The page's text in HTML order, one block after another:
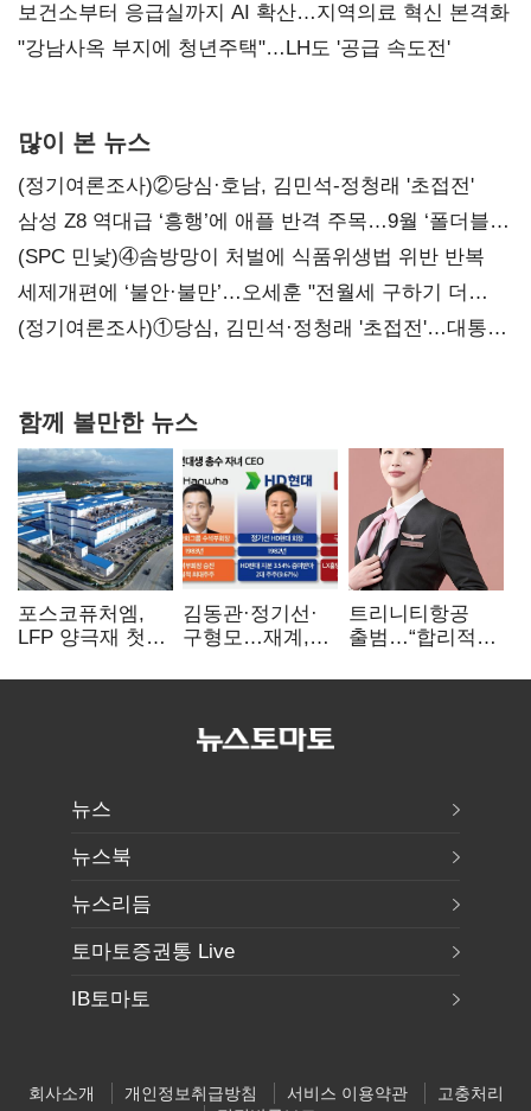
보건소부터 응급실까지 AI 확산…지역의료 혁신 본격화
"강남사옥 부지에 청년주택"…LH도 '공급 속도전'
많이 본 뉴스
(정기여론조사)②당심·호남, 김민석-정청래 '초접전'
삼성 Z8 역대급 ‘흥행’에 애플 반격 주목…9월 ‘폴더블
대전’
(SPC 민낯)④솜방망이 처벌에 식품위생법 위반 반복
세제개편에 ‘불안·불만’…오세훈 "전월세 구하기 더
힘들어질 것"
(정기여론조사)①당심, 김민석·정청래 '초접전'…대통령
함께 볼만한 뉴스
포스코퓨처엠,
LFP 양극재 첫
ESS 시장 공략
김동관·정기선·
구형모…재계,
전성시대
트리니티항공
출범…“합리적
서비스로 승부”
뉴스
뉴스북
뉴스리듬
토마토증권통 Live
IB토마토
회사소개 개인정보취급방침 서비스 이용약관
고충처리